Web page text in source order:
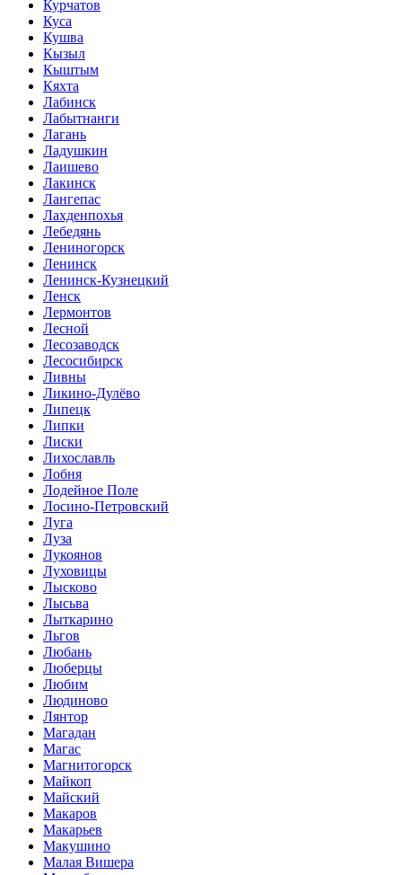
Курчатов
Куса
Кушва
Кызыл
Кыштым
Кяхта
Лабинск
Лабытнанги
Лагань
Ладушкин
Лаишево
Лакинск
Лангепас
Лахденпохья
Лебедянь
Лениногорск
Ленинск
Ленинск-Кузнецкий
Ленск
Лермонтов
Лесной
Лесозаводск
Лесосибирск
Ливны
Ликино-Дулёво
Липецк
Липки
Лиски
Лихославль
Лобня
Лодейное Поле
Лосино-Петровский
Луга
Луза
Лукоянов
Луховицы
Лысково
Лысьва
Лыткарино
Льгов
Любань
Люберцы
Любим
Людиново
Лянтор
Магадан
Магас
Магнитогорск
Майкоп
Майский
Макаров
Макарьев
Макушино
Малая Вишера